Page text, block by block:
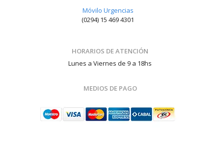
Móvilo Urgencias
(0294) 15 469 4301
HORARIOS DE ATENCIÓN
Lunes a Viernes de 9 a 18hs
MEDIOS DE PAGO